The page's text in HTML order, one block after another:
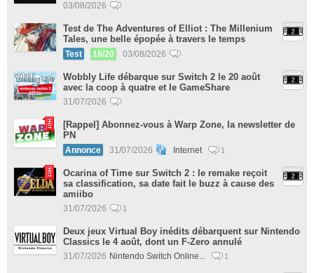
03/08/2026
Test de The Adventures of Elliot : The Millenium
Tales, une belle épopée à travers le temps
Test 16/20 03/08/2026
Wobbly Life débarque sur Switch 2 le 20 août
avec la coop à quatre et le GameShare
31/07/2026
[Rappel] Abonnez-vous à Warp Zone, la newsletter de
PN
Annonce 31/07/2026 Internet 1
Ocarina of Time sur Switch 2 : le remake reçoit
sa classification, sa date fait le buzz à cause des
amiibo
31/07/2026 1
Deux jeux Virtual Boy inédits débarquent sur Nintendo
Classics le 4 août, dont un F-Zero annulé
31/07/2026 Nintendo Switch Online... 1